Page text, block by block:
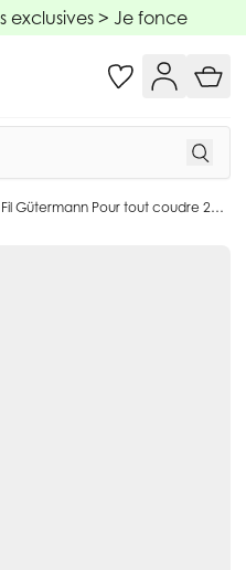
exclusives > Je fonce
Fil Gütermann Pour tout coudre 200m - 23